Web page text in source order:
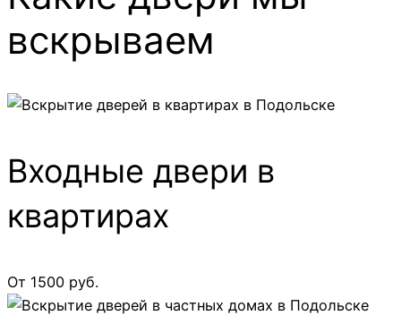
вскрываем
Входные двери в
квартирах
От 1500 руб.